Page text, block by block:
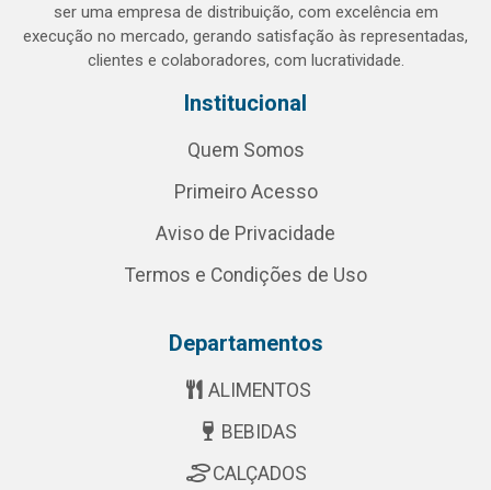
ser uma empresa de distribuição, com excelência em
execução no mercado, gerando satisfação às representadas,
clientes e colaboradores, com lucratividade.
Institucional
Quem Somos
Primeiro Acesso
Aviso de Privacidade
Termos e Condições de Uso
Departamentos
ALIMENTOS
BEBIDAS
CALÇADOS